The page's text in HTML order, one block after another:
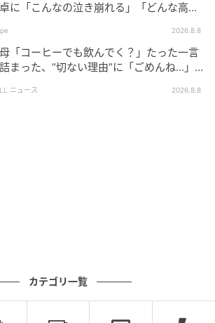
に「こんなの泣き崩れる」「どんな高級
2026.8.8
「コーヒーでも飲んでく？」たった一言
まった、“切ない理由”に「ごめんね…」
ニュース 2026.8.8
カテゴリ一覧